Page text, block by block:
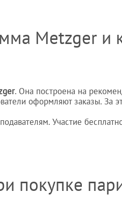
Metzger и
. Она построена на
оформляют заказы. За
Участие
покупке